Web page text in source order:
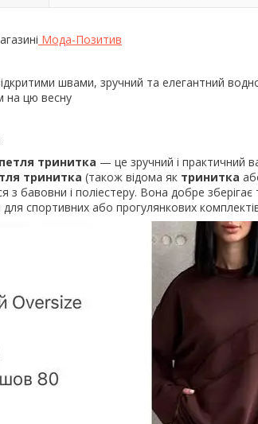
Мода-Позитив
швами, зручний та елегантний
на цю весну
петля тринитка — це зручний і практичний
тринитка (також відома як тринитка
з бавовни і поліестеру. Вона добре
спортивних або прогулянкових